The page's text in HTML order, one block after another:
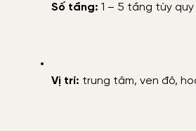
Số tầng: 1 – 5 tầng tùy
Vị trí: trung tâm, ven đô,